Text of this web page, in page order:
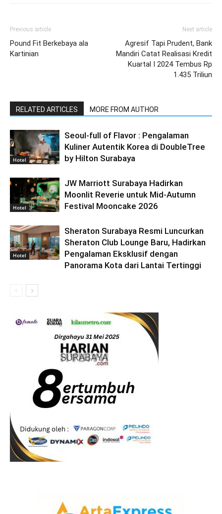
Previous article
Pound Fit Berkebaya ala
Kartinian
Next article
Agresif Tapi Prudent, Bank
Mandiri Catat Realisasi Kredit
Kuartal I 2024 Tembus Rp
1.435 Triliun
RELATED ARTICLES MORE FROM AUTHOR
Hotel
Seoul-full of Flavor : Pengalaman
Kuliner Autentik Korea di DoubleTree
by Hilton Surabaya
Hotel
JW Marriott Surabaya Hadirkan
Moonlit Reverie untuk Mid-Autumn
Festival Mooncake 2026
Hotel
Sheraton Surabaya Resmi Luncurkan
Sheraton Club Lounge Baru, Hadirkan
Pengalaman Eksklusif dengan
Panorama Kota dari Lantai Tertinggi